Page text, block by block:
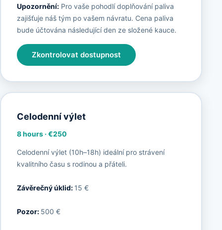
Upozornění:Pro vaše pohodlí doplňování paliva
zajišťuje náš tým po vašem návratu. Cena paliva
bude účtována následující den ze složené kauce.
Zkontrolovat dostupnost
Celodenní výlet
8 hours·€250
Celodenní výlet (10h–18h) ideální pro strávení
kvalitního času s rodinou a přáteli.
Závěrečný úklid: 15 €
Pozor: 500 €